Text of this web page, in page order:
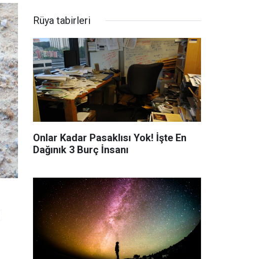
Rüya tabirleri
Onlar Kadar Pasaklısı Yok! İşte En
Dağınık 3 Burç İnsanı